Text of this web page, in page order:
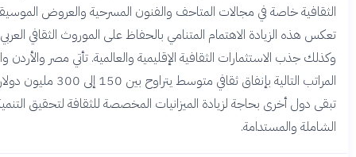
خاصة في مجالات المتاحف والفنون المسرحية والعروض الموسيقية الحية.
الاهتمام المتنامي بالحفاظ على الموروث الثقافي العربي وتطويره،
الاستثمارات الثقافية الإقليمية والعالمية. تأتي مصر والأردن والكويت في
المراتب التالية بإنفاق ثقافي متوسط يتراوح بين 150 إلى 300 مليون دولار سنوياً.
بحاجة لزيادة الميزانيات المخصصة للثقافة لتحقيق التنمية الثقافية